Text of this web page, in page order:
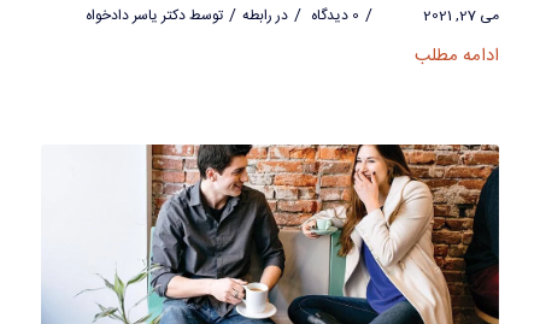
می 27, 2021 / 0 دیدگاه / دررابطه / توسطدکتر یاسر دادخواه
ادامه مطلب